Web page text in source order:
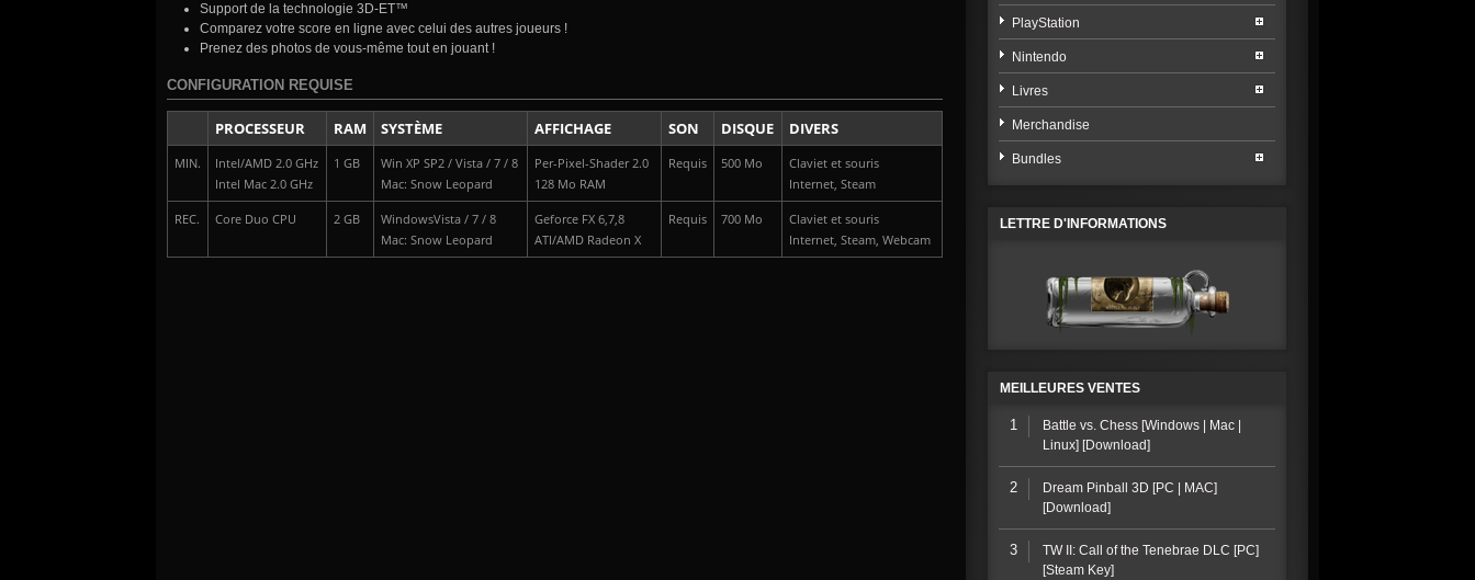
Support de la technologie 3D-ET™
Comparez votre score en ligne avec celui des autres joueurs !
Prenez des photos de vous-même tout en jouant !
CONFIGURATION REQUISE
PROCESSEUR RAM SYSTÈME AFFICHAGE SON DISQUE DIVERS
MIN.
Intel/AMD 2.0 GHz
Intel Mac 2.0 GHz
1 GB
Win XP SP2 / Vista / 7 / 8
Mac: Snow Leopard
Per-Pixel-Shader 2.0
128 Mo RAM
Requis 500 Mo
Claviet et souris
Internet, Steam
REC. Core Duo CPU 2 GB
WindowsVista / 7 / 8
Mac: Snow Leopard
Geforce FX 6,7,8
ATI/AMD Radeon X
Requis 700 Mo
Claviet et souris
Internet, Steam, Webcam
PlayStation
Nintendo
Livres
Merchandise
Bundles
LETTRE D'INFORMATIONS
MEILLEURES VENTES
1
Battle vs. Chess [Windows | Mac |
Linux] [Download]
2
Dream Pinball 3D [PC | MAC]
[Download]
3
TW II: Call of the Tenebrae DLC [PC]
[Steam Key]